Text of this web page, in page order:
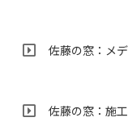
佐藤の窓：メ
佐藤の窓：施